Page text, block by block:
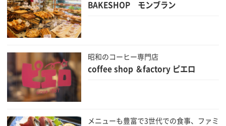
BAKESHOP モンブラン
昭和のコーヒー専門店
coffee shop ＆factory ピエロ
メニューも豊富で3世代での食事、ファミ